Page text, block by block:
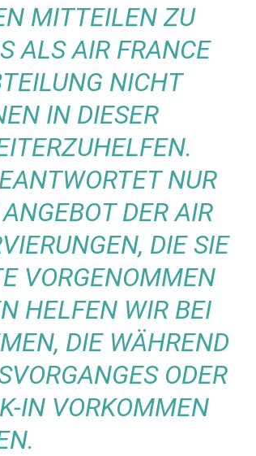
MITTEILEN ZU
ALS AIR FRANCE
NICHT
IN DIESER
NUR
DER AIR
DIE SIE
VORGENOMMEN
HELFEN WIR BEI
DIE WÄHREND
ODER
IN VORKOMMEN